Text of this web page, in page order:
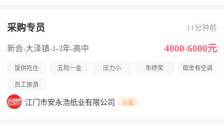
采购专员 11分钟前
新会-大泽镇-1-3年-高中 4000-6000元
提供吃住 五险一金 压力小 年终奖 宿舍有空调
员工旅游
江门市安永浩纸业有限公司 认证